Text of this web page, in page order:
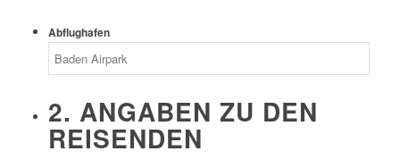
Abflughafen
2. ANGABEN ZU DEN
REISENDEN